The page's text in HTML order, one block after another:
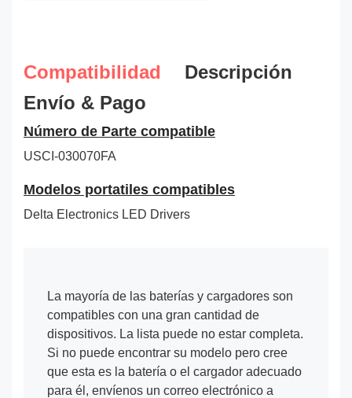
Compatibilidad
Descripción
Envío & Pago
Número de Parte compatible
USCI-030070FA
Modelos portatiles compatibles
Delta Electronics LED Drivers
La mayoría de las baterías y cargadores son
compatibles con una gran cantidad de
dispositivos. La lista puede no estar completa.
Si no puede encontrar su modelo pero cree
que esta es la batería o el cargador adecuado
para él, envíenos un correo electrónico a